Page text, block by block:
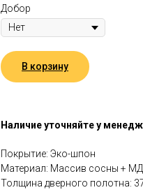
Добор
В корзину
Наличие уточняйте у
Покрытие: Эко-шпон
Материал: Массив сосны +
Толщина дверного полотна: